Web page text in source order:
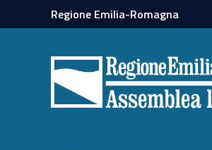
Regione Emilia-Romagna